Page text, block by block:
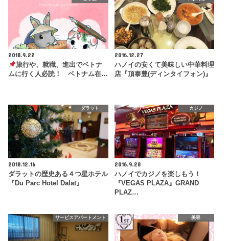
2018.9.22
旅行や、就職、進出でベトナ
ムに行く人必読！ ベトナム在…
2016.12.27
ハノイの安くて美味しい中華料理
店『頂泰豊(ディンタイフォン)』
ダラット
2018.12.16
ダラットの歴史ある４つ星ホテル
『Du Parc Hotel Dalat』
カジノ
2016.9.28
ハノイでカジノを楽しもう！
『VEGAS PLAZA』GRAND
PLAZ…
サービスアパートメント 美容